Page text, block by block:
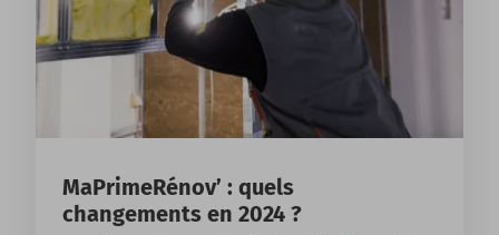
MaPrimeRénov’ : quels
changements en 2024 ?